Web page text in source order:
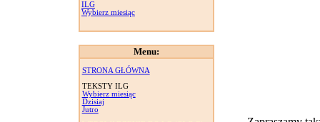
ILG
Wybierz miesiąc
Menu:
STRONA GŁÓWNA
TEKSTY ILG
Wybierz miesiąc
Dzisiaj
Jutro